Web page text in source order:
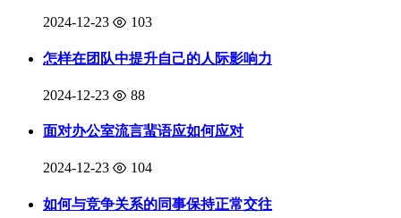
2024-12-23 103
怎样在团队中提升自己的人际影响力
2024-12-23 88
面对办公室流言蜚语应如何应对
2024-12-23 104
如何与竞争关系的同事保持正常交往